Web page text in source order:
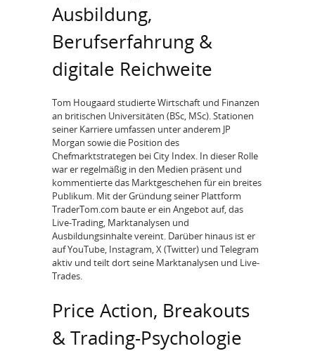
Ausbildung,
Berufserfahrung &
digitale Reichweite
Tom Hougaard studierte Wirtschaft und Finanzen
an britischen Universitäten (BSc, MSc). Stationen
seiner Karriere umfassen unter anderem JP
Morgan sowie die Position des
Chefmarktstrategen bei City Index. In dieser Rolle
war er regelmäßig in den Medien präsent und
kommentierte das Marktgeschehen für ein breites
Publikum. Mit der Gründung seiner Plattform
TraderTom.com baute er ein Angebot auf, das
Live-Trading, Marktanalysen und
Ausbildungsinhalte vereint. Darüber hinaus ist er
auf YouTube, Instagram, X (Twitter) und Telegram
aktiv und teilt dort seine Marktanalysen und Live-
Trades.
Price Action, Breakouts
& Trading-Psychologie